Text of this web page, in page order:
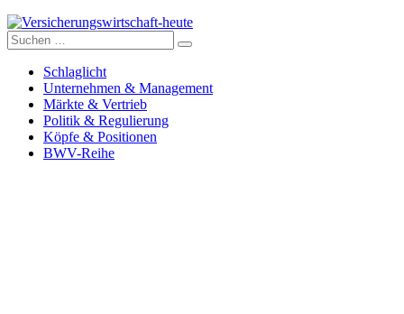
Versicherungswirtschaft-heute
Suche
nach:
Schlaglicht
Unternehmen & Management
Märkte & Vertrieb
Politik & Regulierung
Köpfe & Positionen
BWV-Reihe